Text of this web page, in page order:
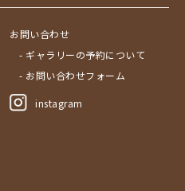
お問い合わせ
- ギャラリーの予約について
- お問い合わせフォーム
instagram